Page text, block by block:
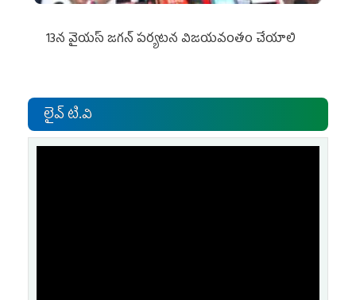
13న వైయస్‌ జగన్‌ పర్యటన విజయవంతం చేయాలి
లైవ్ టి.వి